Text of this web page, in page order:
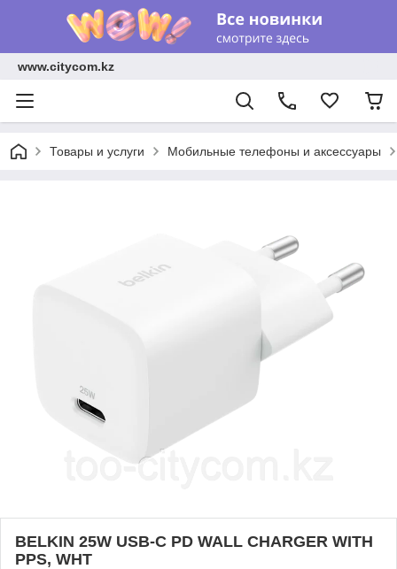
www.citycom.kz
Товары и услуги Мобильные телефоны и аксессуары
BELKIN 25W USB-C PD WALL CHARGER WITH
PPS, WHT